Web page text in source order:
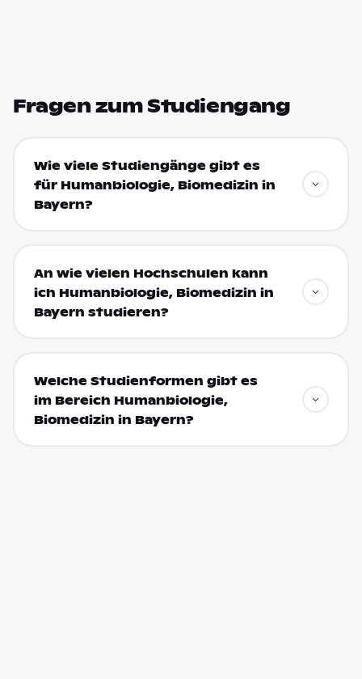
Fragen zum Studiengang
Wie viele Studiengänge gibt es
für Humanbiologie, Biomedizin in
Bayern?
An wie vielen Hochschulen kann
ich Humanbiologie, Biomedizin in
Bayern studieren?
Welche Studienformen gibt es
im Bereich Humanbiologie,
Biomedizin in Bayern?